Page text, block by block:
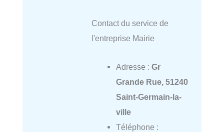
Contact du service de
l'entreprise Mairie
Adresse : Gr
Grande Rue, 51240
Saint-Germain-la-
ville
Téléphone :